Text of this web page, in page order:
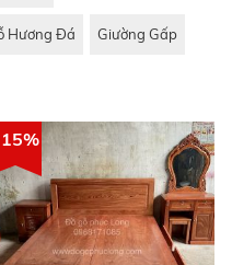
Hương Đá Giường Gấp